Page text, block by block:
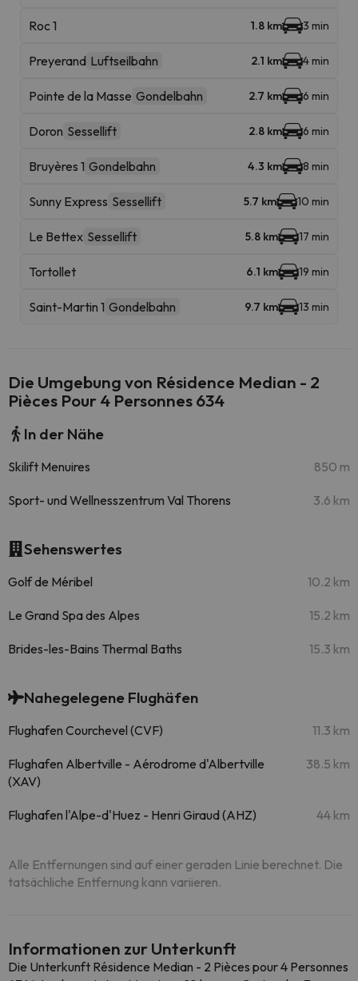
Roc 1 1.8 km 3 min
Preyerand Luftseilbahn 2.1 km 4 min
Pointe de la Masse Gondelbahn 2.7 km 6 min
Doron Sessellift 2.8 km 6 min
Bruyères 1 Gondelbahn 4.3 km 8 min
Sunny Express Sessellift 5.7 km 10 min
Le Bettex Sessellift 5.8 km 17 min
Tortollet 6.1 km 19 min
Saint-Martin 1 Gondelbahn 9.7 km 13 min
Die Umgebung von Résidence Median - 2
Pièces Pour 4 Personnes 634
In der Nähe
Skilift Menuires 850 m
Sport- und Wellnesszentrum Val Thorens 3.6 km
Sehenswertes
Golf de Méribel 10.2 km
Le Grand Spa des Alpes 15.2 km
Brides-les-Bains Thermal Baths 15.3 km
Nahegelegene Flughäfen
Flughafen Courchevel (CVF) 11.3 km
Flughafen Albertville - Aérodrome d'Albertville
(XAV)
38.5 km
Flughafen l'Alpe-d'Huez - Henri Giraud (AHZ) 44 km
Alle Entfernungen sind auf einer geraden Linie berechnet. Die
tatsächliche Entfernung kann variieren.
Informationen zur Unterkunft
Die Unterkunft Résidence Median - 2 Pièces pour 4 Personnes